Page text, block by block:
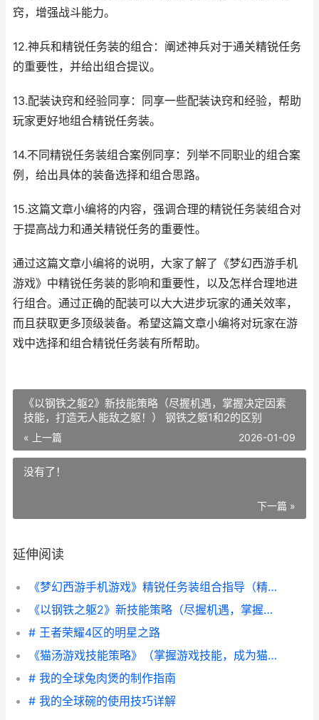
窍，增强战斗能力。
12.神兵和精锐任务装的组合：阐述神兵对于通关精锐任务
的重要性，并给出组合提议。
13.配装诀窍和经验同享：同享一些配装诀窍和经验，帮助
玩家更好地组合精锐任务装。
14.不同精锐任务装组合案例同享：列举不同职业的组合案
例，给出具体的装备选择和组合思路。
15.这篇文章小编将的内容，强调合理的精锐任务装组合对
于提高战力和通关精锐任务的重要性。
通过这篇文章小编将的说明，大家了解了《梦幻西游手机
游戏》中精锐任务装的影响和重要性，以及怎样合理地进
行组合。通过正确的配装可以大大进步玩家的通关效率，
而且获取更多顶级装备。希望这篇文章小编将对玩家在游
戏中选择和组合精锐任务装有所帮助。
《以钢铁之躯2》新技能策略（尽握机遇，掌握决定因素
技能，打造无人能敌之躯！） 钢铁之躯1和2的区别
« 上一篇 2026-01-09
没有了！
下一篇 »
延伸阅读
《梦幻西游手机游戏》精锐任务装组合指导（精准配装提高战力，助力通关精锐任务） 梦幻西游手机怎么多开
《以钢铁之躯2》新技能策略（尽握机遇，掌握决定因素技能，打造无人能敌之躯！） 钢铁之躯1和2的区别
# 王者荣耀4区的明星之路
《猫汤游戏技能策略》（掌握游戏技能，成为猫汤大师！） 猫汤游戏汉化版
# 我的全球兔肉煲的制作指南
# 我的全球碗的使用技巧详解